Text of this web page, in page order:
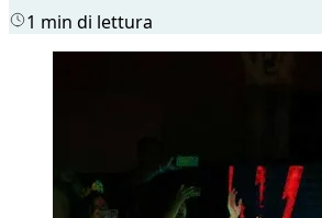
1 min di lettura